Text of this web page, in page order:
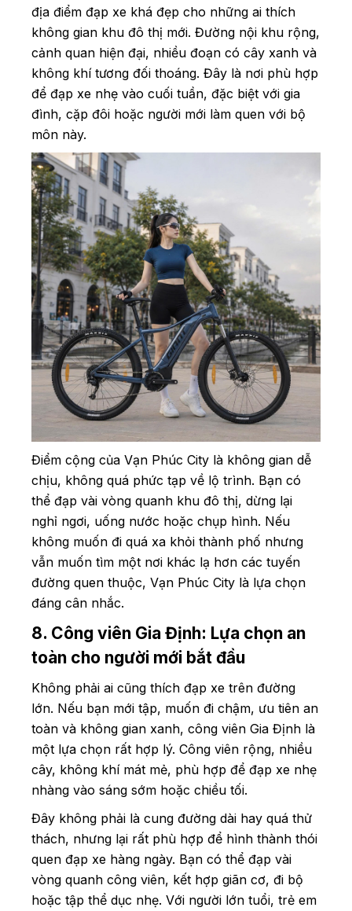
địa điểm đạp xe khá đẹp cho những ai thích
không gian khu đô thị mới. Đường nội khu rộng,
cảnh quan hiện đại, nhiều đoạn có cây xanh và
không khí tương đối thoáng. Đây là nơi phù hợp
để đạp xe nhẹ vào cuối tuần, đặc biệt với gia
đình, cặp đôi hoặc người mới làm quen với bộ
môn này.
Điểm cộng của Vạn Phúc City là không gian dễ
chịu, không quá phức tạp về lộ trình. Bạn có
thể đạp vài vòng quanh khu đô thị, dừng lại
nghỉ ngơi, uống nước hoặc chụp hình. Nếu
không muốn đi quá xa khỏi thành phố nhưng
vẫn muốn tìm một nơi khác lạ hơn các tuyến
đường quen thuộc, Vạn Phúc City là lựa chọn
đáng cân nhắc.
8. Công viên Gia Định: Lựa chọn an
toàn cho người mới bắt đầu
Không phải ai cũng thích đạp xe trên đường
lớn. Nếu bạn mới tập, muốn đi chậm, ưu tiên an
toàn và không gian xanh, công viên Gia Định là
một lựa chọn rất hợp lý. Công viên rộng, nhiều
cây, không khí mát mẻ, phù hợp để đạp xe nhẹ
nhàng vào sáng sớm hoặc chiều tối.
Đây không phải là cung đường dài hay quá thử
thách, nhưng lại rất phù hợp để hình thành thói
quen đạp xe hàng ngày. Bạn có thể đạp vài
vòng quanh công viên, kết hợp giãn cơ, đi bộ
hoặc tập thể dục nhẹ. Với người lớn tuổi, trẻ em